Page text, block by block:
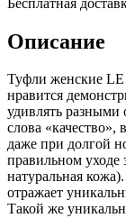
Описание
Туфли женские
нравится
удивлять
слова «качество»,
даже при долгой
правильном уходе
натуральная
отражает
Такой же